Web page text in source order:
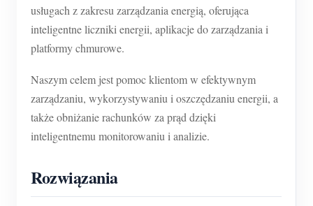
usługach z zakresu zarządzania energią, oferująca
inteligentne liczniki energii, aplikacje do zarządzania i
platformy chmurowe.
Naszym celem jest pomoc klientom w efektywnym
zarządzaniu, wykorzystywaniu i oszczędzaniu energii, a
także obniżanie rachunków za prąd dzięki
inteligentnemu monitorowaniu i analizie.
Rozwiązania